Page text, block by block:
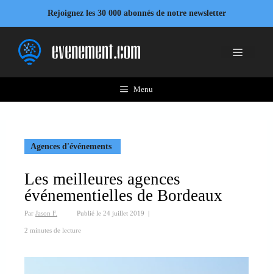
contenu
Rejoignez les 30 000 abonnés de notre newsletter
Menu
Menu
Agences d'événements
Les meilleures agences
événementielles de Bordeaux
Par Jason F. Publié le 24 juillet 2019 |
2 minutes de lecture